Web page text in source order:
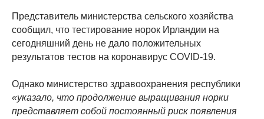
Представитель министерства сельского хозяйства
сообщил, что тестирование норок Ирландии на
сегодняшний день не дало положительных
результатов тестов на коронавирус COVID-19.
Однако министерство здравоохранения республики
«указало, что продолжение выращивания норки
представляет собой постоянный риск появления